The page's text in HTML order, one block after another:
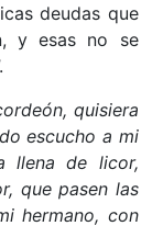
deudas que
y esas no se
quisiera
escucho a mi
llena de licor,
que pasen las
hermano, con